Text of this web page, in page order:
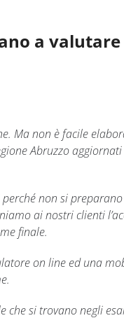
a
Ma non è facile
Abruzzo
non si
ai nostri clienti
finale.
on line ed una
si trovano negli